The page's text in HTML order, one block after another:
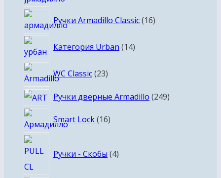
Ручки Armadillo Classic 1616
Категория Urban 1414
WC Classic 2323
Ручки дверные Armadillo 249249
Smart Lock 1616
Ручки - Скобы 4товара